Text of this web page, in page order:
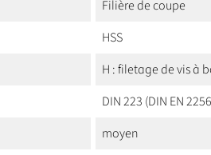
Filière de coupe
HSS
H : filetage de vis à
DIN 223 (DIN EN
moyen